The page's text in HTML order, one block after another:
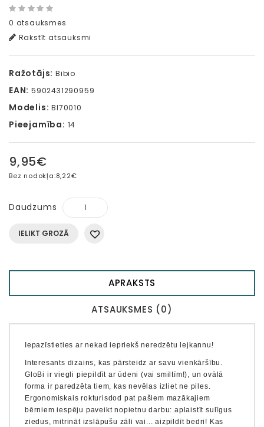
0 atsauksmes
Rakstīt atsauksmi
Ražotājs: Bibio
EAN: 5902431290959
Modelis: BI70010
Pieejamība: 14
9,95€
Bez nodokļa:8,22€
Daudzums
IELIKT GROZĀ
APRAKSTS
ATSAUKSMES (0)
Iepazīstieties ar nekad iepriekš neredzētu lejkannu!
Interesants dizains, kas pārsteidz ar savu vienkāršību.
GloBi ir viegli piepildīt ar ūdeni (vai smiltīm!), un ovālā
forma ir paredzēta tiem, kas nevēlas izliet ne piles.
Ergonomiskais rokturisdod pat pašiem mazākajiem
bērniem iespēju paveikt nopietnu darbu: aplaistīt sulīgus
ziedus, mitrināt izslāpušu zāli vai... aizpildīt bedri! Kas